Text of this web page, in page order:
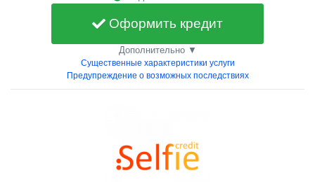
Оформить кредит
Дополнительно ▼
Существенные характеристики услуги
Предупреждение о возможных последствиях